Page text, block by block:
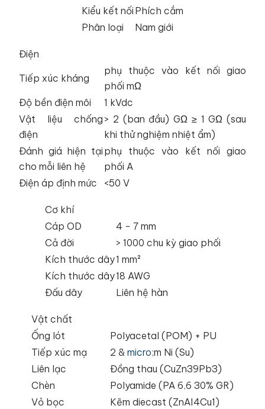
Kiểu kết nối Phích cắm
Phân loại
Nam giới
Điện
Tiếp xúc kháng
phụ thuộc vào kết nối giao
phối mΩ
Độ bền điện môi
1 kVdc
Vật liệu chống
điện
> 2 (ban đầu) GΩ ≥ 1 GΩ (sau
khi thử nghiệm nhiệt ẩm)
Đánh giá hiện tại
cho mỗi liên hệ
phụ thuộc vào kết nối giao
phối A
Điện áp định mức
<50 V
Cơ khí
Cáp OD
4 - 7 mm
Cả đời
> 1000 chu kỳ giao phối
Kích thước dây1 mm²
Kích thước dây18 AWG
Đấu dây
Liên hệ hàn
Vật chất
Ống lót
Polyacetal (POM) + PU
Tiếp xúc mạ
2 & micro;m Ni (Su)
Liên lạc
Đồng thau (CuZn39Pb3)
Chèn
Polyamide (PA 6,6 30% GR)
Vỏ bọc
Kẽm diecast (ZnAl4Cu1)